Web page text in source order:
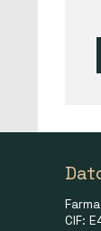
CIF: